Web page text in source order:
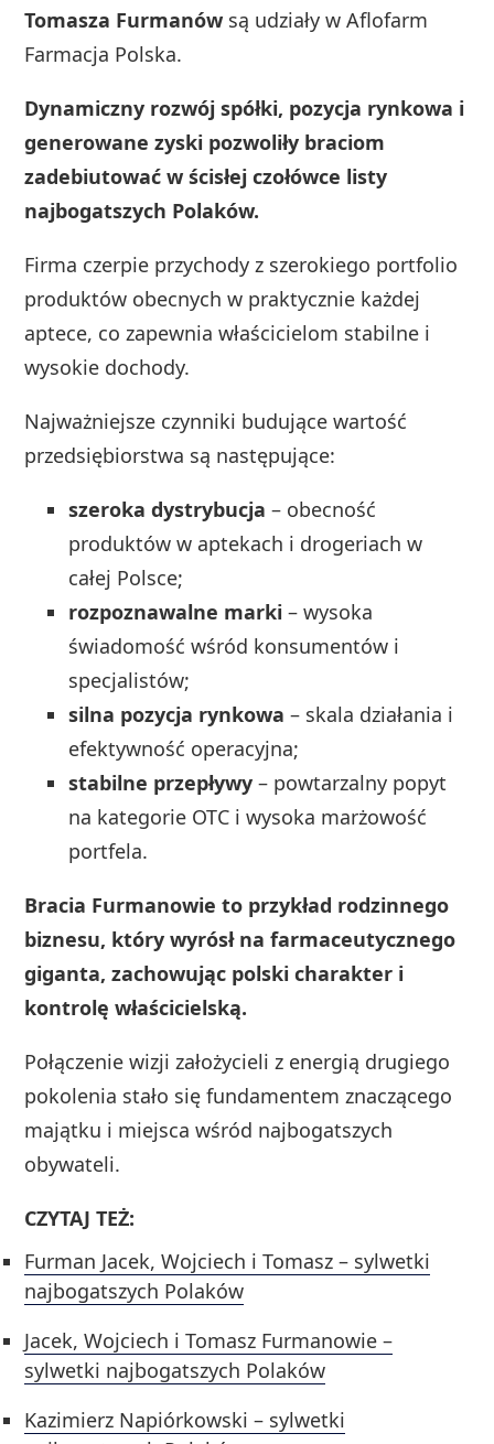
Tomasza Furmanów są udziały w Aflofarm
Farmacja Polska.
Dynamiczny rozwój spółki, pozycja rynkowa i
generowane zyski pozwoliły braciom
zadebiutować w ścisłej czołówce listy
najbogatszych Polaków.
Firma czerpie przychody z szerokiego portfolio
produktów obecnych w praktycznie każdej
aptece, co zapewnia właścicielom stabilne i
wysokie dochody.
Najważniejsze czynniki budujące wartość
przedsiębiorstwa są następujące:
szeroka dystrybucja – obecność
produktów w aptekach i drogeriach w
całej Polsce;
rozpoznawalne marki – wysoka
świadomość wśród konsumentów i
specjalistów;
silna pozycja rynkowa – skala działania i
efektywność operacyjna;
stabilne przepływy – powtarzalny popyt
na kategorie OTC i wysoka marżowość
portfela.
Bracia Furmanowie to przykład rodzinnego
biznesu, który wyrósł na farmaceutycznego
giganta, zachowując polski charakter i
kontrolę właścicielską.
Połączenie wizji założycieli z energią drugiego
pokolenia stało się fundamentem znaczącego
majątku i miejsca wśród najbogatszych
obywateli.
CZYTAJ TEŻ:
Furman Jacek, Wojciech i Tomasz – sylwetki
najbogatszych Polaków
Jacek, Wojciech i Tomasz Furmanowie –
sylwetki najbogatszych Polaków
Kazimierz Napiórkowski – sylwetki